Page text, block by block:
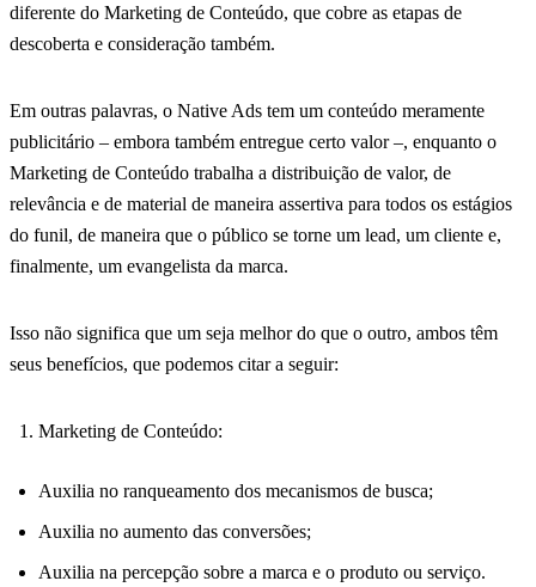
diferente do Marketing de Conteúdo, que cobre as etapas de
descoberta e consideração também.
Em outras palavras, o Native Ads tem um conteúdo meramente
publicitário – embora também entregue certo valor –, enquanto o
Marketing de Conteúdo trabalha a distribuição de valor, de
relevância e de material de maneira assertiva para todos os estágios
do funil, de maneira que o público se torne um lead, um cliente e,
finalmente, um evangelista da marca.
Isso não significa que um seja melhor do que o outro, ambos têm
seus benefícios, que podemos citar a seguir:
Marketing de Conteúdo:
Auxilia no ranqueamento dos mecanismos de busca;
Auxilia no aumento das conversões;
Auxilia na percepção sobre a marca e o produto ou serviço.